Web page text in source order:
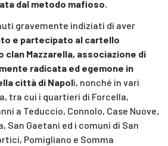
dal metodo mafioso.
gravemente indiziati di aver
e partecipato al cartello
clan Mazzarella, associazione di
radicata ed egemone in
città di Napoli, nonché in vari
tra cui i quartieri di Forcella,
a Teduccio, Connolo, Case Nuove,
San Gaetani ed i comuni di San
Pomigliano e Somma